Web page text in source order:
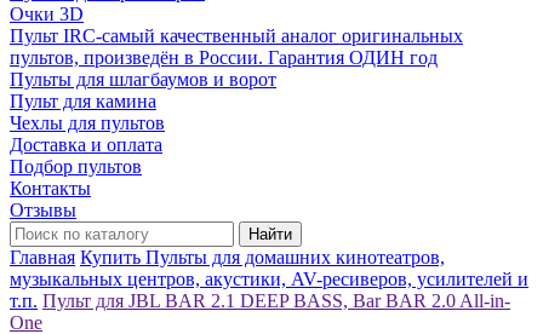
Очки 3D
Пульт IRC-самый качественный аналог оригинальных
пультов, произведён в России. Гарантия ОДИН год
Пульты для шлагбаумов и ворот
Пульт для камина
Чехлы для пультов
Доставка и оплата
Подбор пультов
Контакты
Отзывы
Найти
Главная Купить Пульты для домашних кинотеатров,
музыкальных центров, акустики, AV-ресиверов, усилителей и
т.п. Пульт для JBL BAR 2.1 DEEP BASS, Bar BAR 2.0 All-in-
One